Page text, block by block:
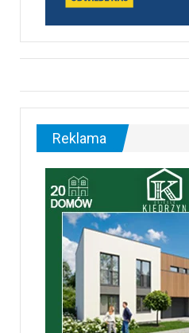
Reklama